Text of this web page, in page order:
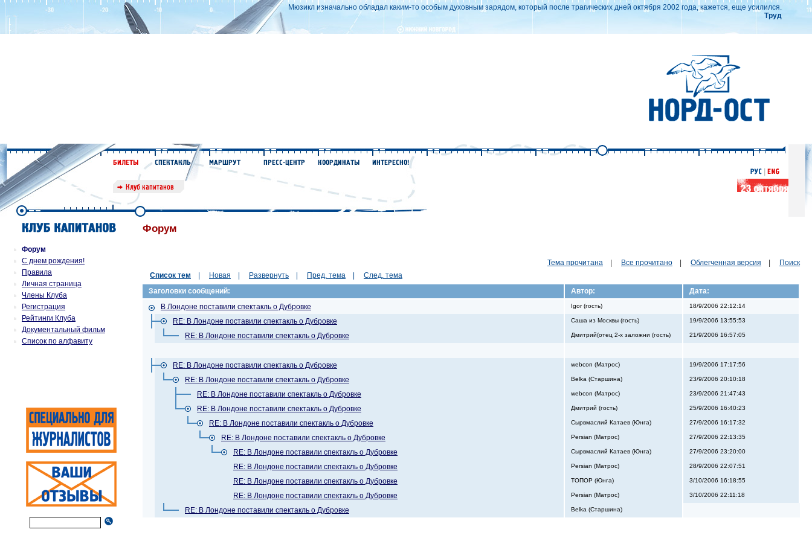
Мюзикл изначально обладал каким-то особым духовным зарядом, который после трагических дней октября 2002 года, кажется, еще усилился.
Труд
Форум
С днем рождения!
Правила
Личная страница
Члены Клуба
Регистрация
Рейтинги Клуба
Документальный фильм
Список по алфавиту
Форум
Тема прочитана Все прочитано Облегченная версия
Поиск
Список тем
Новая Развернуть Пред. тема
След. тема
Заголовки сообщений:
Автор:
Дата:
В Лондоне поставили спектакль о Дубровке
Igor (гость) 18/9/2006 22:12:14
RE: В Лондоне поставили спектакль о Дубровке Саша из Москвы (гость) 19/9/2006 13:55:53
RE: В Лондоне поставили спектакль о Дубровке Дмитрий(отец 2-х заложни (гость) 21/9/2006 16:57:05
RE: В Лондоне поставили спектакль о Дубровке webcon (Матрос) 19/9/2006 17:17:56
RE: В Лондоне поставили спектакль о Дубровке Belka (Старшина) 23/9/2006 20:10:18
RE: В Лондоне поставили спектакль о Дубровке webcon (Матрос) 23/9/2006 21:47:43
RE: В Лондоне поставили спектакль о Дубровке Дмитрий (гость) 25/9/2006 16:40:23
RE: В Лондоне поставили спектакль о Дубровке Сырвмаслий Катаев (Юнга) 27/9/2006 16:17:32
RE: В Лондоне поставили спектакль о Дубровке Persian (Матрос) 27/9/2006 22:13:35
RE: В Лондоне поставили спектакль о Дубровке Сырвмаслий Катаев (Юнга) 27/9/2006 23:20:00
RE: В Лондоне поставили спектакль о Дубровке Persian (Матрос) 28/9/2006 22:07:51
RE: В Лондоне поставили спектакль о Дубровке ТОПОР (Юнга) 3/10/2006 16:18:55
RE: В Лондоне поставили спектакль о Дубровке Persian (Матрос) 3/10/2006 22:11:18
RE: В Лондоне поставили спектакль о Дубровке Belka (Старшина)